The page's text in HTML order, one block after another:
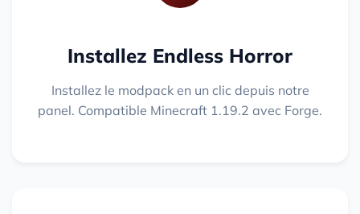
Installez Endless Horror
Installez le modpack en un clic depuis notre
panel. Compatible Minecraft 1.19.2 avec Forge.